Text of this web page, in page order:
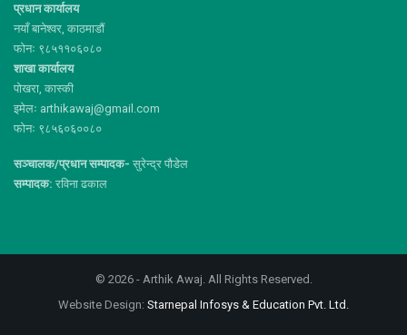
प्रधान कार्यालय
नयाँ बानेश्वर, काठमाडौं
फोनः ९८५११०६०८०
शाखा कार्यालय
पोखरा, कास्की
इमेलः arthikawaj@gmail.com
फोनः ९८५६०६००८०
सञ्चालक/प्रधान सम्पादक- सुरेन्द्र पौडेल
सम्पादक: रविना ढकाल
© 2026 - Arthik Awaj. All Rights Reserved.
Website Design: Starnepal Infosys & Education Pvt. Ltd.